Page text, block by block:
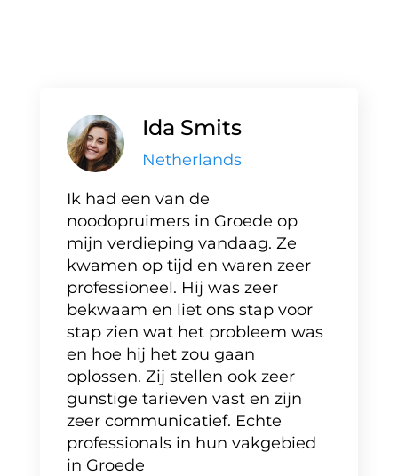
Ida Smits
Netherlands
Ik had een van de
noodopruimers in Groede op
mijn verdieping vandaag. Ze
kwamen op tijd en waren zeer
professioneel. Hij was zeer
bekwaam en liet ons stap voor
stap zien wat het probleem was
en hoe hij het zou gaan
oplossen. Zij stellen ook zeer
gunstige tarieven vast en zijn
zeer communicatief. Echte
professionals in hun vakgebied
in Groede